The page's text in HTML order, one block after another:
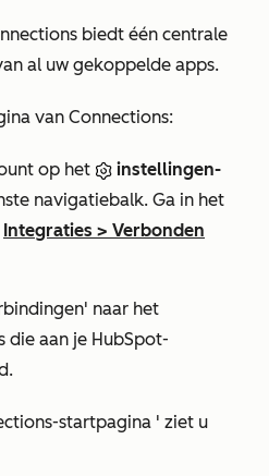
biedt één centrale
al uw gekoppelde apps.
van Connections:
op het
instellingen-
navigatiebalk. Ga in het
Integraties > Verbonden
naar het
die aan je HubSpot-
startpagina ' ziet u